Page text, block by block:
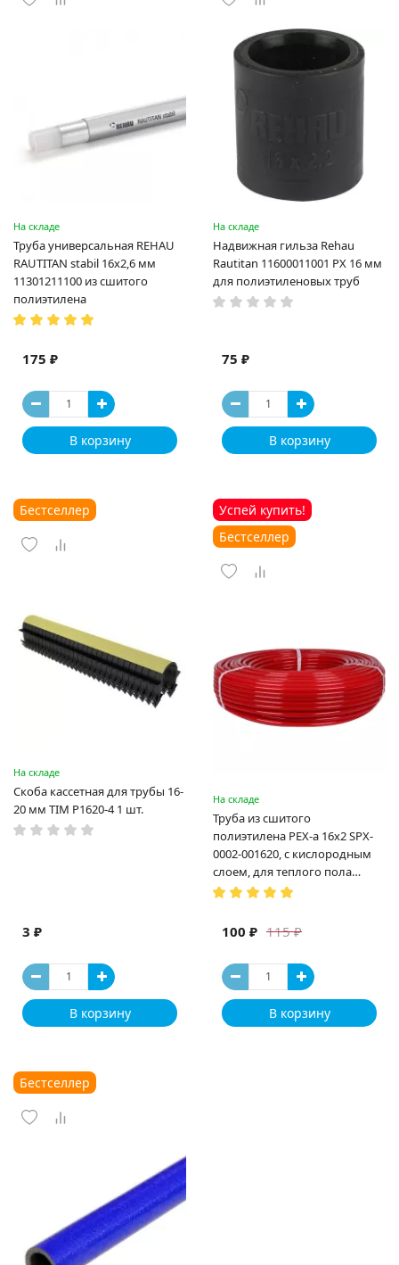
На складе
Труба универсальная REHAU
RAUTITAN stabil 16х2,6 мм
11301211100 из сшитого
полиэтилена
175 ₽
В корзину
На складе
Надвижная гильза Rehau
Rautitan 11600011001 PX 16 мм
для полиэтиленовых труб
75 ₽
В корзину
Бестселлер
На складе
Скоба кассетная для трубы 16-
20 мм TIM P1620-4 1 шт.
3 ₽
В корзину
Успей купить!
Бестселлер
На складе
Труба из сшитого
полиэтилена PEX-a 16х2 SPX-
0002-001620, с кислородным
слоем, для теплого пола
(Испания)
115 ₽
100 ₽
В корзину
Бестселлер